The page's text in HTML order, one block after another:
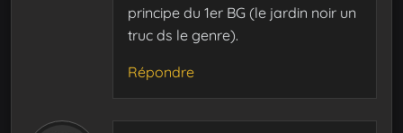
principe du 1er BG (le jardin noir un
truc ds le genre).
Répondre